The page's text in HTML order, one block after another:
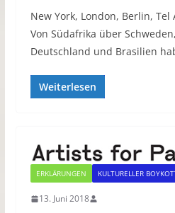
New York, London, Berlin, Tel
Von Südafrika über
Deutschland und Brasilien
Weiterlesen
ERKLÄRUNGEN KULTURELLER
13. Juni 2018